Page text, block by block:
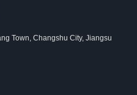
Town, Changshu City, Jiangsu